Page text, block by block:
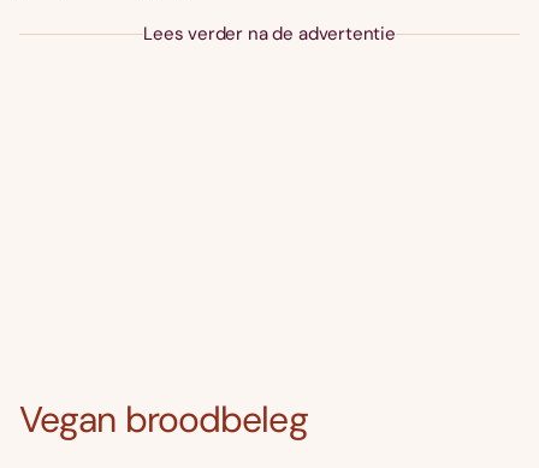
Lees verder na de advertentie
Vegan broodbeleg